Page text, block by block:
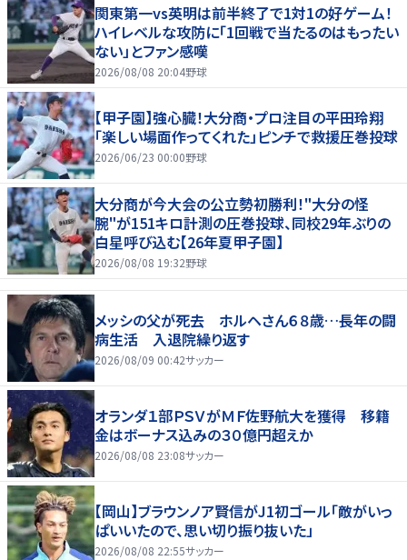
関東第一vs英明は前半終了で1対1の好ゲーム！
ハイレベルな攻防に「1回戦で当たるのはもったい
ない」とファン感嘆
2026/08/08 20:04野球
【甲子園】強心臓！大分商・プロ注目の平田玲翔
「楽しい場面作ってくれた」ピンチで救援圧巻投球
2026/06/23 00:00野球
大分商が今大会の公立勢初勝利！"大分の怪
腕"が151キロ計測の圧巻投球、同校29年ぶりの
白星呼び込む【26年夏甲子園】
2026/08/08 19:32野球
メッシの父が死去 ホルヘさん６８歳…長年の闘
病生活 入退院繰り返す
2026/08/09 00:42サッカー
オランダ１部ＰＳＶがＭＦ佐野航大を獲得 移籍
金はボーナス込みの３０億円超えか
2026/08/08 23:08サッカー
【岡山】ブラウンノア賢信がJ1初ゴール「敵がいっ
ぱいいたので、思い切り振り抜いた」
2026/08/08 22:55サッカー